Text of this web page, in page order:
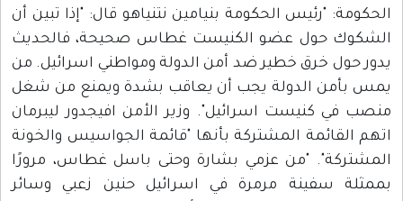
الحكومة: "رئيس الحكومة بنيامين نتنياهو قال: "إذا تبين أن
الشكوك حول عضو الكنيست غطاس صحيحة، فالحديث
يدور حول خرق خطير ضد أمن الدولة ومواطني اسرائيل. من
يمس بأمن الدولة يجب أن يعاقب بشدة ويمنع من شغل
منصب في كنيست اسرائيل". وزير الأمن افيجدور ليبرمان
اتهم القائمة المشتركة بأنها "قائمة الجواسيس والخونة
المشتركة". "من عزمي بشارة وحتى باسل غطاس، مرورًا
بممثلة سفينة مرمرة في اسرائيل حنين زعبي وسائر